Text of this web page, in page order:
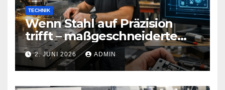
TECHNIK
Wenn Stahl auf Präzision
trifft – maßgeschneiderte
Sicherheitstechnik, die Türen
neu definiert
2. JUNI 2026 ADMIN